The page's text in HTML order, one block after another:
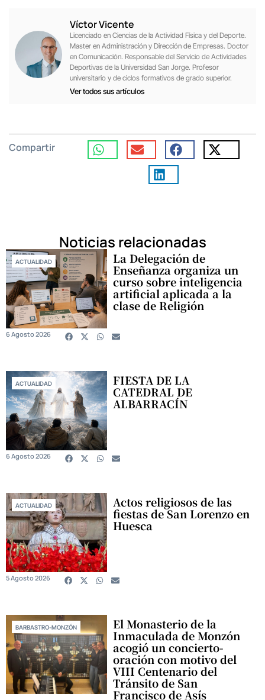
Víctor Vicente
Licenciado en Ciencias de la Actividad Física y del Deporte.
Master en Administración y Dirección de Empresas. Doctor
en Comunicación. Responsable del Servicio de Actividades
Deportivas de la Universidad San Jorge. Profesor
universitario y de ciclos formativos de grado superior.
Ver todos sus artículos
Compartir
Noticias relacionadas
ACTUALIDAD La Delegación de
Enseñanza organiza un
curso sobre inteligencia
artificial aplicada a la
clase de Religión
6 Agosto 2026
ACTUALIDAD FIESTA DE LA
CATEDRAL DE
ALBARRACÍN
6 Agosto 2026
ACTUALIDAD Actos religiosos de las
fiestas de San Lorenzo en
Huesca
5 Agosto 2026
BARBASTRO-MONZÓN El Monasterio de la
Inmaculada de Monzón
acogió un concierto-
oración con motivo del
VIII Centenario del
Tránsito de San
Francisco de Asís